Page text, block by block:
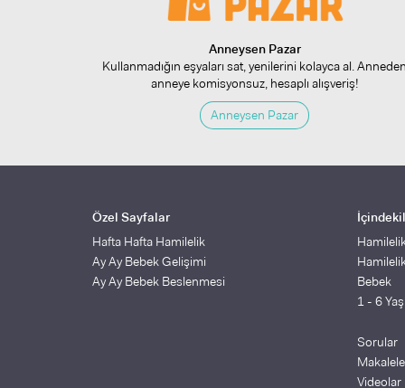
Anneysen Pazar
Kullanmadığın eşyaları sat, yenilerini kolayca al. Anneden
anneye komisyonsuz, hesaplı alışveriş!
Anneysen Pazar
Özel Sayfalar
Hafta Hafta Hamilelik
Ay Ay Bebek Gelişimi
Ay Ay Bebek Beslenmesi
Bebek
1 - 6
Sorular
Videolar